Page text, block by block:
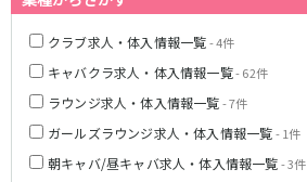
クラブ求人・体入情報一覧- 4件
キャバクラ求人・体入情報一覧- 62件
ラウンジ求人・体入情報一覧- 7件
ガールズラウンジ求人・体入情報一覧- 1件
朝キャバ/昼キャバ求人・体入情報一覧- 3件
十三駅
阪神本線
神戸三宮駅
尼崎駅
出屋敷駅